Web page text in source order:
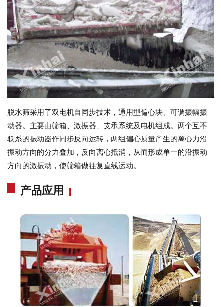
脱水筛采用了双电机自同步技术，通用型偏心块、可调振幅振
动器。主要由筛箱、激振器、支承系统及电机组成。两个互不
联系的振动器作同步反向运转，两组偏心质量产生的离心力沿
振动方向的分力叠加，反向离心抵消，从而形成单一的沿振动
方向的激振动，使筛箱做往复直线运动。
产品应用